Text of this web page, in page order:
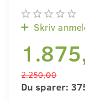
Skriv
2.250,00
Du sparer: